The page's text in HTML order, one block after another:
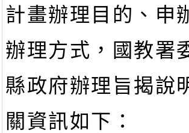
計畫辦理目的、申
辦理方式，國教署
縣政府辦理旨揭說
關資訊如下：